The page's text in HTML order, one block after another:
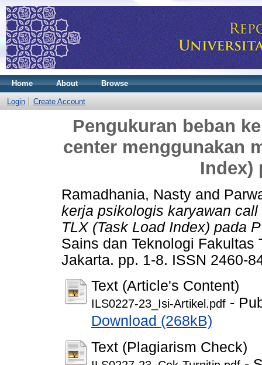
Home About Browse
Login Create Account
Pengukuran beban
center menggunakan
Index)
Ramadhania, Nasty and
kerja psikologis karyawan
TLX (Task Load Index) pada
Sains dan Teknologi
Jakarta. pp. 1-8. ISSN 2460-
Text (Article's Content)
ILS0227-23_Isi-Artikel.pdf -
Download (268kB)
Text (Plagiarism Check)